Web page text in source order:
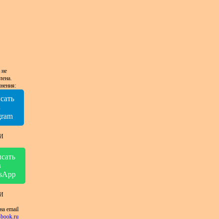
email